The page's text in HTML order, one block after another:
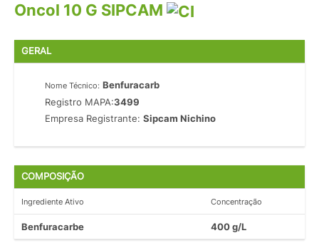
Oncol 10 G SIPCAM
GERAL
Nome Técnico: Benfuracarb
Registro MAPA:3499
Empresa Registrante:Sipcam Nichino
COMPOSIÇÃO
Ingrediente Ativo Concentração
Benfuracarbe 400 g/L